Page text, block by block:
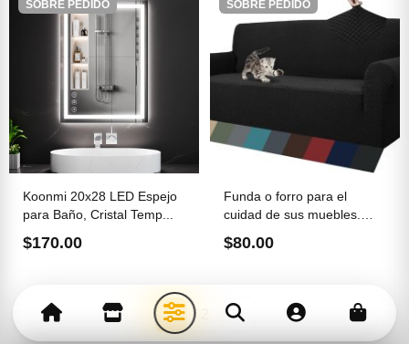
SOBRE PEDIDO
Koonmi 20x28 LED Espejo
para Baño, Cristal Temp...
$170.00
SOBRE PEDIDO
Funda o forro para el
cuidad de sus muebles.
$80.00
1 »